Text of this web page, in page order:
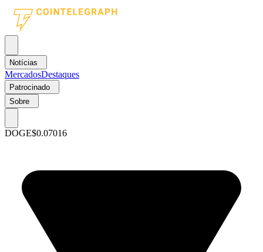
Notícias
MercadosDestaques
Patrocinado
Sobre
DOGE$0.07016